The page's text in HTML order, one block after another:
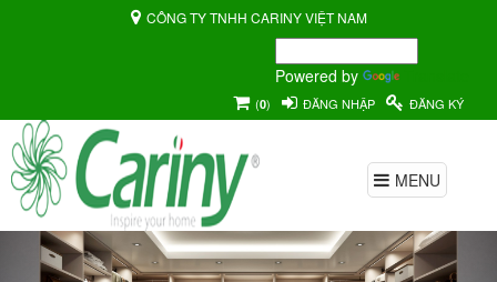
CÔNG TY TNHH CARINY VIỆT NAM
Powered by
(0) ĐĂNG NHẬP ĐĂNG KÝ
MENU
Previous